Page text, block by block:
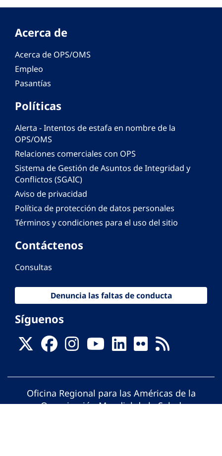
Acerca de
Acerca de OPS/OMS
Empleo
Pasantías
Políticas
Alerta - Intentos de estafa en nombre de la
OPS/OMS
Relaciones comerciales con OPS
Sistema de Gestión de Asuntos de Integridad y
Conflictos (SGAIC)
Aviso de privacidad
Política de protección de datos personales
Términos y condiciones para el uso del sitio
Contáctenos
Consultas
Denuncia las faltas de conducta
Síguenos
Oficina Regional para las Américas de la
Organización Mundial de la Salud